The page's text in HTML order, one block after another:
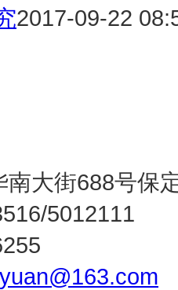
2017-09-22
大街688号保
5012111